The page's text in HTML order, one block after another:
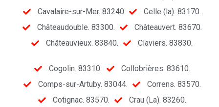
Cavalaire-sur-Mer. 83240
Celle (la). 83170.
Châteaudouble. 83300.
Châteauvert. 83670.
Châteauvieux. 83840.
Claviers. 83830.
Cogolin. 83310.
Collobrières. 83610.
Comps-sur-Artuby. 83044.
Correns. 83570.
Cotignac. 83570.
Crau (La). 83260.